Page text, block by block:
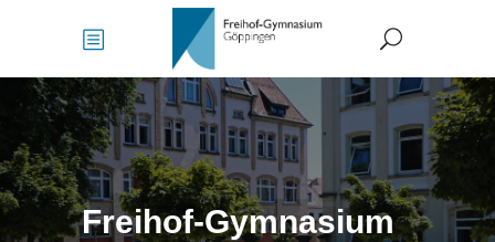
Freihof-Gymnasium